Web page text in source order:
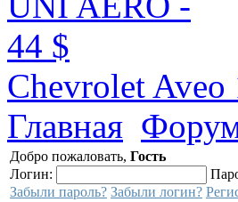
44 $
Chevrolet Aveo
Главная
Добро пожаловать, Гость
Логин:
Забыли пароль? Забыли логин?